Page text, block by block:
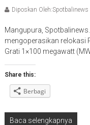
Diposkan Oleh:Spotbalinews
Mangupura,
mengoperasikan relokasi
Grati 1×100 megawatt
Share this:
Berbagi
Baca selengkapnya